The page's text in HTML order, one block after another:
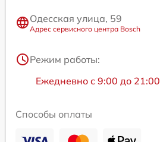
Одесская улица, 59
Адрес сервисного центра Bosch
Режим работы:
Ежедневно с 9:00 до 21:00
Способы оплаты